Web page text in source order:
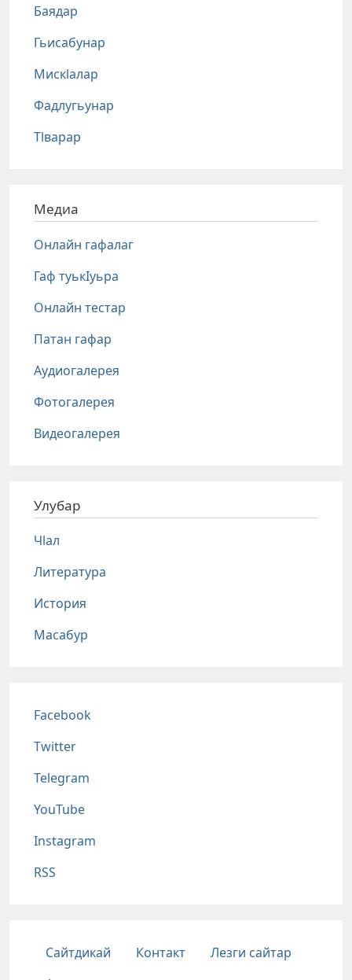
Баядар
Гьисабунар
Мискlалар
Фадлугьунар
Тlварар
Медиа
Онлайн гафалаг
Гаф туькIуьра
Онлайн тестар
Патан гафар
Аудиогалерея
Фотогалерея
Видеогалерея
Улубар
Чlал
Литература
История
Масабур
Соц сети
Facebook
Twitter
Telegram
YouTube
Instagram
RSS
Подвал
Сайтдикай Контакт
Лезги сайтар